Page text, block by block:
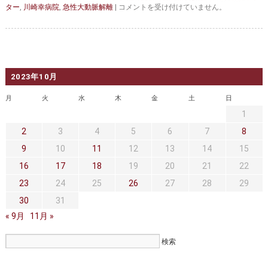
大動脈瘤を指摘されたら？ 診療の流れ
遠方から来院される方は？ 外来予約について
都道府県別紹介病院 良くある質問
お問い合わせ
ター, 川崎幸病院, 急性大動脈解離
A
急
が
コメントを受け付けていません。
2023年10月
月 火 水 木 金 土 日
1
2
3 4 5 6 7
8
9
10 11 12 13 14
15
16
17 18 19 20 21
22
23
24 25 26 27 28
29
30
31
« 9月
11月 »